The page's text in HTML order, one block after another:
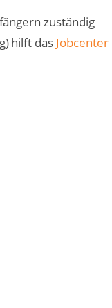
zuständig
hilft das Jobcenter